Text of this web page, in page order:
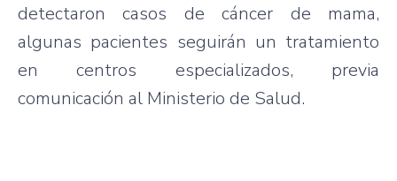
detectaron casos de cáncer de mama,
algunas pacientes seguirán un tratamiento
en centros especializados, previa
comunicación al Ministerio de Salud.